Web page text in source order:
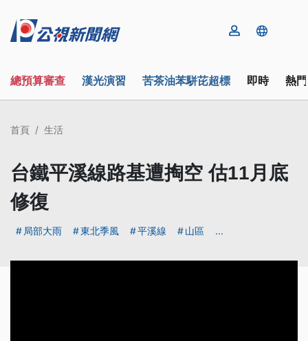
總預算審查 漢光演習 苦茶油苯駢芘超標 即時 熱
首頁 生活
台鐵平溪線路基遭掏空 估11月底
修復
局部大雨 東北季風 平溪線 山區 ...